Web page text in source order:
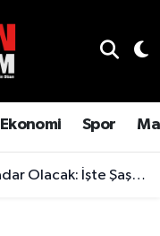
Ekonomi Spor
İşte Şaşırtan Rakam